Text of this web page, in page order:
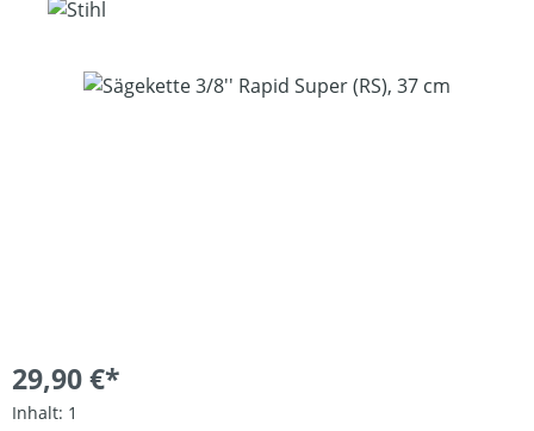
Bildergalerie überspringen
29,90 €*
Inhalt: 1